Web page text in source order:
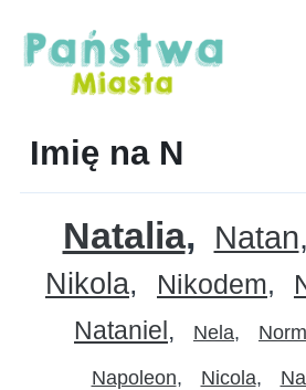
Imię na N
Natalia Natan
Nikola
Nikodem
Nataniel
Nela
Napoleon Nicola